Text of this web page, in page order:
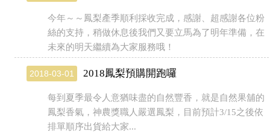
今年～～鳳梨產季順利採收完成，感謝、超感謝各位粉
絲的支持，稍做休息後我們又要立馬為了明年準備，在
未來的明天繼續為大家服務哦！
2018-03-01 2018鳳梨預購開跑囉
每到夏季最令人意猶味盡的自然豐香，就是自然果舖的
鳳梨香氣，神農獎職人嚴選鳳梨，目前預計3/15之後依
排單順序出貨給大家...